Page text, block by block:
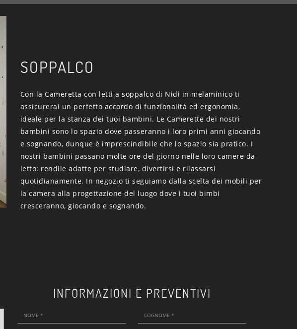
SOPPALCO
Con la Cameretta con letti a soppalco di Nidi in melaminico ti
assicurerai un perfetto accordo di funzionalità ed ergonomia,
ideale per la stanza dei tuoi bambini. Le Camerette dei nostri
bambini sono lo spazio dove passeranno i loro primi anni giocando
e sognando, dunque è imprescindibile che lo spazio sia pratico. I
nostri bambini passano molte ore del giorno nelle loro camere da
letto: rendile adatte per studiare, divertirsi e rilassarsi
quotidianamente. In negozio ti seguiamo dalla scelta dei mobili per
la camera alla progettazione del luogo dove i tuoi bimbi
cresceranno, giocando e sognando.
INFORMAZIONI E PREVENTIVI